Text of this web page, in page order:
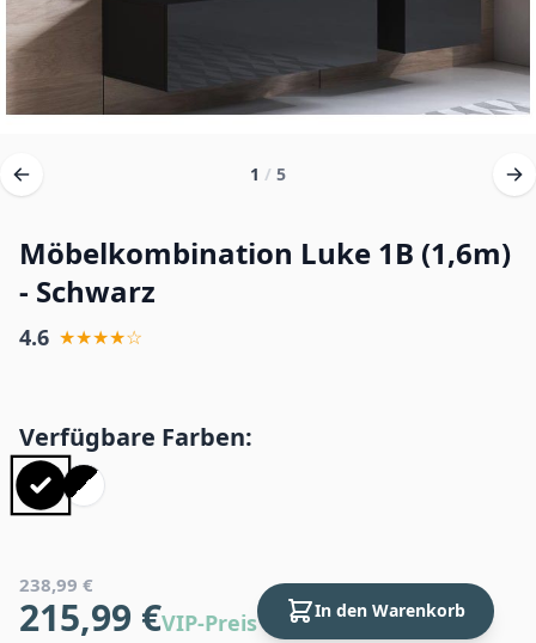
1 / 5
Möbelkombination Luke 1B (1,6m)
- Schwarz
4.6 ★★★★☆
Verfügbare Farben:
238,99 €
215,99 €VIP-Preis In den Warenkorb